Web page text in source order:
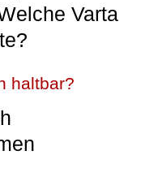
Varta
haltbar?